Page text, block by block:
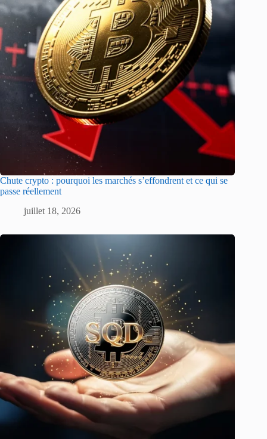
Chute crypto : pourquoi les marchés s’effondrent et ce qui se
passe réellement
juillet 18, 2026